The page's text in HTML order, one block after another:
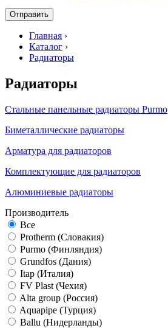
Главная ›
Каталог ›
Радиаторы
Радиаторы
Стальные панельные радиаторы Purmo
Биметаллические радиаторы
Арматура для радиаторов
Комплектующие для радиаторов
Алюминиевые радиаторы
Производитель
Все
Protherm (Словакия)
Purmo (Финляндия)
Grundfos (Дания)
Itap (Италия)
FV Plast (Чехия)
Alta group (Россия)
Aquapipe (Турция)
Ballu (Нидерланды)